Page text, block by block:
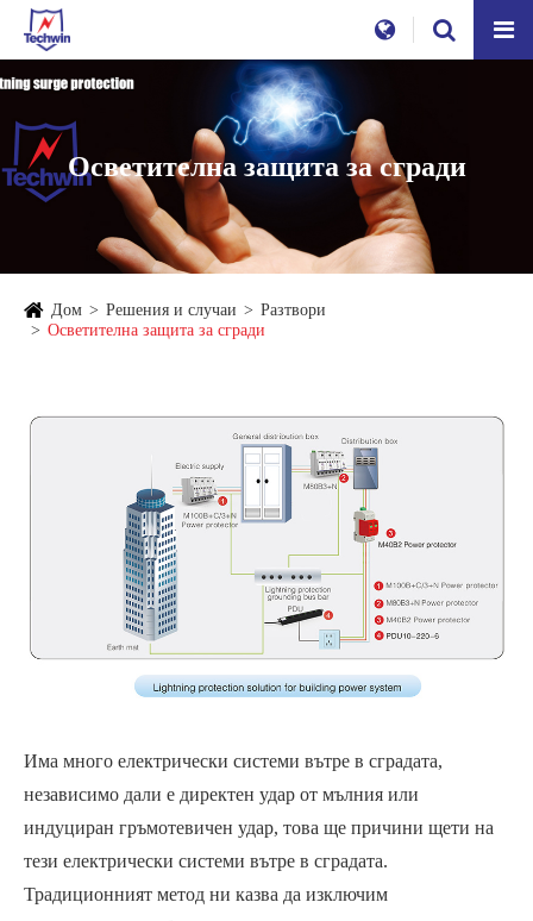
Осветителна защита за сгради
Дом Решения и случаи
Разтвори
Осветителна защита за сгради
Има много електрически системи вътре в сградата,
независимо дали е директен удар от мълния или
индуциран гръмотевичен удар, това ще причини щети на
тези електрически системи вътре в сградата.
Традиционният метод ни казва да изключим